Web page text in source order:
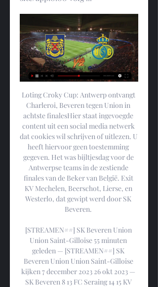
Loting Croky Cup: Antwerp ontvangt
Charleroi, Beveren tegen Union in
achtste finalesHier staat ingevoegde
content uit een social media netwerk
dat cookies wil schrijven of uitlezen. U
heeft hiervoor geen toestemming
gegeven. Het was bijltjesdag voor de
Antwerpse teams in de zestiende
finales van de Beker van België. Exit
KV Mechelen, Beerschot, Lierse, en
Westerlo, dat gewipt werd door SK
Beveren.
[STREAMEN##] SK Beveren Union
Union Saint-Gilloise 55 minuten
geleden — [STREAMEN##] SK
Beveren Union Union Saint-Gilloise
kijken 7 december 2023 26 okt 2023 —
SK Beveren 8 13 FC Seraing 14 15 KV